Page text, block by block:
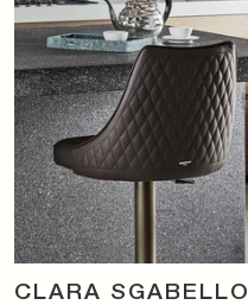
CLARA SGABELLO